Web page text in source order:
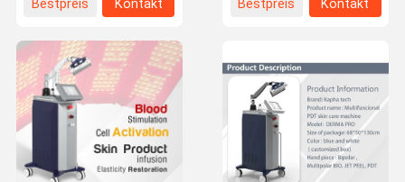
Bestpreis
Kontakt
Bestpreis
Kontakt